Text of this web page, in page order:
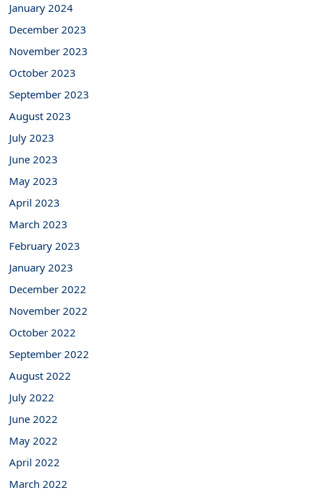
January 2024
December 2023
November 2023
October 2023
September 2023
August 2023
July 2023
June 2023
May 2023
April 2023
March 2023
February 2023
January 2023
December 2022
November 2022
October 2022
September 2022
August 2022
July 2022
June 2022
May 2022
April 2022
March 2022